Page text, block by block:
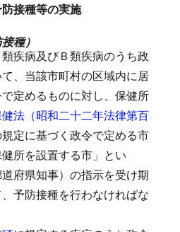
接種等の実施
種）
疾病及びＢ類疾病のうち政
、当該市町村の区域内に居
定めるものに対し、保健所
法（昭和二十二年法律第百
定に基づく政令で定める市
所を設置する市」とい
府県知事）の指示を受け期
予防接種を行わなければな